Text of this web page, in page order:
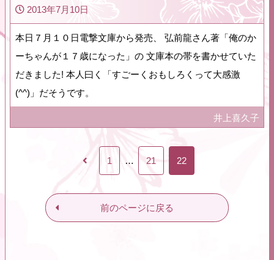
2013年7月10日
本日７月１０日電撃文庫から発売、 弘前龍さん著「俺のか
ーちゃんが１７歳になった」の 文庫本の帯を書かせていた
だきました! 本人曰く「すごーくおもしろくって大感激
(^^)」だそうです。
井上喜久子
1 … 21 22
前のページに戻る